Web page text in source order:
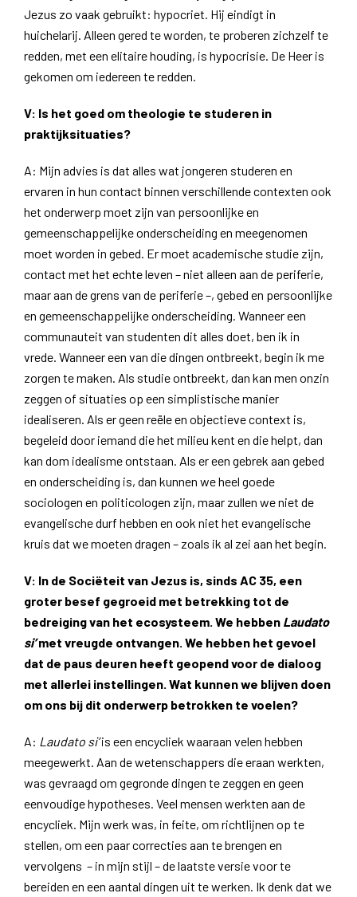
Jezus zo vaak gebruikt: hypocriet. Hij eindigt in
huichelarij. Alleen gered te worden, te proberen zichzelf te
redden, met een elitaire houding, is hypocrisie. De Heer is
gekomen om iedereen te redden.
V: Is het goed om theologie te studeren in
praktijksituaties?
A: Mijn advies is dat alles wat jongeren studeren en
ervaren in hun contact binnen verschillende contexten ook
het onderwerp moet zijn van persoonlijke en
gemeenschappelijke onderscheiding en meegenomen
moet worden in gebed. Er moet academische studie zijn,
contact met het echte leven – niet alleen aan de periferie,
maar aan de grens van de periferie –, gebed en persoonlijke
en gemeenschappelijke onderscheiding. Wanneer een
communauteit van studenten dit alles doet, ben ik in
vrede. Wanneer een van die dingen ontbreekt, begin ik me
zorgen te maken. Als studie ontbreekt, dan kan men onzin
zeggen of situaties op een simplistische manier
idealiseren. Als er geen reële en objectieve context is,
begeleid door iemand die het milieu kent en die helpt, dan
kan dom idealisme ontstaan. Als er een gebrek aan gebed
en onderscheiding is, dan kunnen we heel goede
sociologen en politicologen zijn, maar zullen we niet de
evangelische durf hebben en ook niet het evangelische
kruis dat we moeten dragen – zoals ik al zei aan het begin.
V: In de Sociëteit van Jezus is, sinds AC 35, een
groter besef gegroeid met betrekking tot de
bedreiging van het ecosysteem. We hebben Laudato
si’met vreugde ontvangen. We hebben het gevoel
dat de paus deuren heeft geopend voor de dialoog
met allerlei instellingen. Wat kunnen we blijven doen
om ons bij dit onderwerp betrokken te voelen?
A: Laudato si’is een encycliek waaraan velen hebben
meegewerkt. Aan de wetenschappers die eraan werkten,
was gevraagd om gegronde dingen te zeggen en geen
eenvoudige hypotheses. Veel mensen werkten aan de
encycliek. Mijn werk was, in feite, om richtlijnen op te
stellen, om een ​​paar correcties aan te brengen en
vervolgens – in mijn stijl – de laatste versie voor te
bereiden en een aantal dingen uit te werken. Ik denk dat we